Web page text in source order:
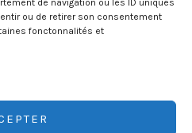
de navigation ou les ID uniques
ou de retirer son consentement
fonctonnalités et
2026